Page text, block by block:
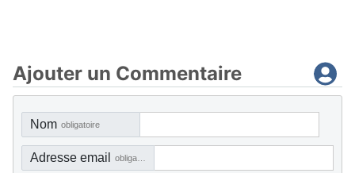
Ajouter un Commentaire
Nom obligatoire
Adresse email